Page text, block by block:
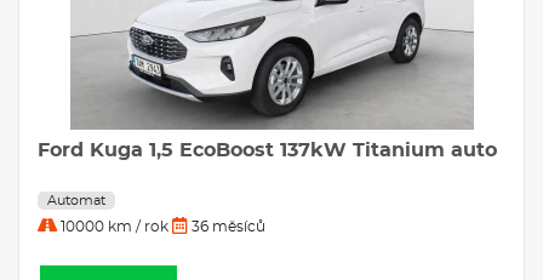
Ford Kuga 1,5 EcoBoost 137kW Titanium auto
Automat
10000 km / rok 36 měsíců